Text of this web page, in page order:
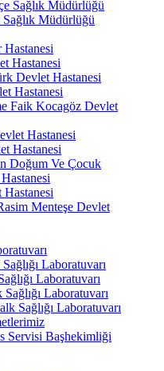
Sağlık Müdürlüğü
Müdürlüğü
Hastanesi
Hastanesi
Devlet Hastanesi
Hastanesi
Faik Kocagöz Devlet
Hastanesi
Hastanesi
Doğum Ve Çocuk
Menteşe Devlet
Laboratuvarı
Laboratuvarı
Laboratuvarı
Sağlığı Laboratuvarı
Servisi Başhekimliği